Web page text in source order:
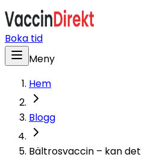
Boka tid
Meny
Hem
Blogg
Bältrosvaccin – kan